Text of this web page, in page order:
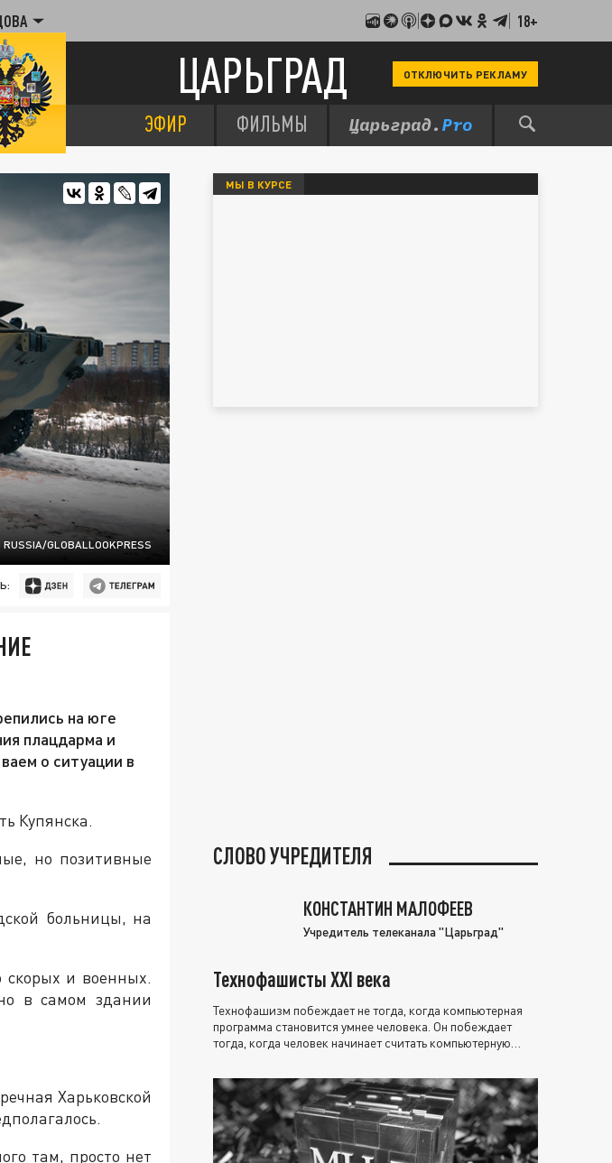
18+
ЦАРЬГРАД ОТКЛЮЧИТЬ РЕКЛАМУ
ЭФИР ФИЛЬМЫ
RUSSIA/GLOBALLOOKPRESS
на юге
плацдарма и
о ситуации в
Купянска.
но позитивные
больницы, на
скорых и военных.
в самом здании
Харьковской
там, просто нет
МЫ В КУРСЕ
СЛОВО УЧРЕДИТЕЛЯ
КОНСТАНТИН МАЛОФЕЕВ
Учредитель телеканала "Царьград"
Технофашисты XXI века
Технофашизм побеждает не тогда, когда компьютерная
программа становится умнее человека. Он побеждает
тогда, когда человек начинает считать компьютерную